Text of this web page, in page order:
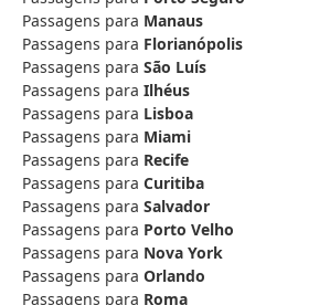
Passagens para Manaus
Passagens para Florianópolis
Passagens para São Luís
Passagens para Ilhéus
Passagens para Lisboa
Passagens para Miami
Passagens para Recife
Passagens para Curitiba
Passagens para Salvador
Passagens para Porto Velho
Passagens para Nova York
Passagens para Orlando
Passagens para Roma